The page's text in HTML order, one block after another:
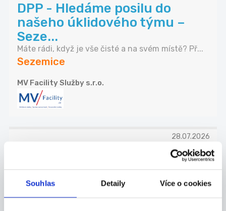
Souhlas Detaily Více o cookies
DPP - Hledáme posilu do
našeho úklidového týmu –
Seze...
Máte rádi, když je vše čisté a na svém místě? Př...
Sezemice
MV Facility Služby s.r.o.
28.07.2026
DPP Hledáme zodpovědnou
t...
Máte rádi, když je vše čisté a na svém místě? Př...